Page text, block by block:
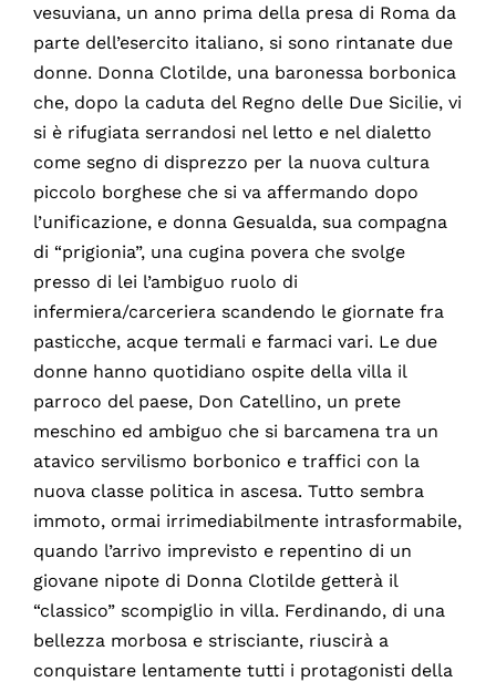
vesuviana, un anno prima della presa di Roma da
parte dell’esercito italiano, si sono rintanate due
donne. Donna Clotilde, una baronessa borbonica
che, dopo la caduta del Regno delle Due Sicilie, vi
si è rifugiata serrandosi nel letto e nel dialetto
come segno di disprezzo per la nuova cultura
piccolo borghese che si va affermando dopo
l’unificazione, e donna Gesualda, sua compagna
di “prigionia”, una cugina povera che svolge
presso di lei l’ambiguo ruolo di
infermiera/carceriera scandendo le giornate fra
pasticche, acque termali e farmaci vari. Le due
donne hanno quotidiano ospite della villa il
parroco del paese, Don Catellino, un prete
meschino ed ambiguo che si barcamena tra un
atavico servilismo borbonico e traffici con la
nuova classe politica in ascesa. Tutto sembra
immoto, ormai irrimediabilmente intrasformabile,
quando l’arrivo imprevisto e repentino di un
giovane nipote di Donna Clotilde getterà il
“classico” scompiglio in villa. Ferdinando, di una
bellezza morbosa e strisciante, riuscirà a
conquistare lentamente tutti i protagonisti della